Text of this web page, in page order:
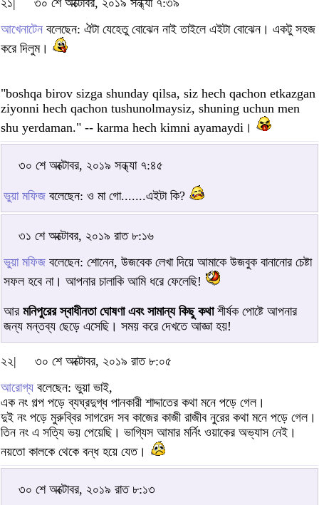
২১|
৩০ শে অক্টোবর, ২০১৯ সন্ধ্যা ৭:৩৯
আখেনাটেন বলেছেন: ঐটা যেহেতু বোঝেন নাই তাইলে এইটা বোঝেন। একটু সহজ
করে দিলুম।
"boshqa birov sizga shunday qilsa, siz hech qachon etkazgan
ziyonni hech qachon tushunolmaysiz, shuning uchun men
shu yerdaman." -- karma hech kimni ayamaydi।
৩০ শে অক্টোবর, ২০১৯ সন্ধ্যা ৭:৪৫
ভুয়া মফিজ বলেছেন: ও মা গো.......এইটা কি?
৩১ শে অক্টোবর, ২০১৯ রাত ৮:১৬
ভুয়া মফিজ বলেছেন: শোনেন, উজবেক লেখা দিয়ে আমাকে উজবুক বানানোর চেষ্টা
সফল হবে না। আপনার চালাকি আমি ধরে ফেলেছি!
আর মনিপুরের স্বাধীনতা ঘোষণা এবং সামান্য কিছু কথাশীর্ষক পোষ্টে আপনার
জন্য মন্তব্য ছেড়ে এসেছি। সময় করে দেখতে আজ্ঞা হয়!
২২|
৩০ শে অক্টোবর, ২০১৯ রাত ৮:০৫
আরোগ্য বলেছেন: ভুয়া ভাই,
এক নং গল্প পড়ে ব্যঘ্রদুগ্ধ পানকারী শাদ্দাতের কথা মনে পড়ে গেল।
দুই নং পড়ে মুরুব্বির সাগরেদ সব কাজের কাজী রাজীব নুরের কথা মনে পড়ে গেল।
তিন নং এ সত্যি ভয় পেয়েছি। ভাগ্যিস আমার মর্নিং ওয়াকের অভ্যাস নেই।
নয়তো কালকে থেকে বন্ধ হয়ে যেত।
৩০ শে অক্টোবর, ২০১৯ রাত ৮:১৩